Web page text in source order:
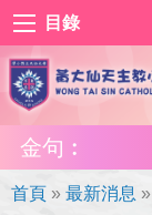
目錄
金句︰
首頁 » 最新消息 »